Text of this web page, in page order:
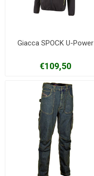
Giacca SPOCK U-Power
€109,50